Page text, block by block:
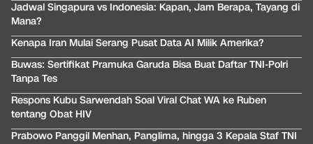
Jadwal Singapura vs Indonesia: Kapan, Jam Berapa, Tayang di
Mana?
Kenapa Iran Mulai Serang Pusat Data AI Milik Amerika?
Buwas: Sertifikat Pramuka Garuda Bisa Buat Daftar TNI-Polri
Tanpa Tes
Respons Kubu Sarwendah Soal Viral Chat WA ke Ruben
tentang Obat HIV
Prabowo Panggil Menhan, Panglima, hingga 3 Kepala Staf TNI